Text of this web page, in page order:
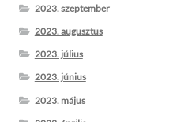
2023. szeptember
2023. augusztus
2023. július
2023. június
2023. május